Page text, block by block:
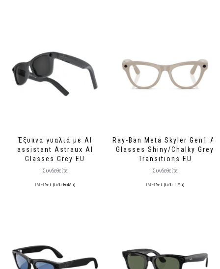
Έξυπνα γυαλιά με AI
assistant Astraux AI
Glasses Grey EU
Συνδεθείτε
IMEI Set: (b2b-RoMa)
Ray-Ban Meta Skyler Gen1 AI
Glasses Shiny/Chalky Grey
Transitions EU
Συνδεθείτε
IMEI Set: (b2b-TlYu)